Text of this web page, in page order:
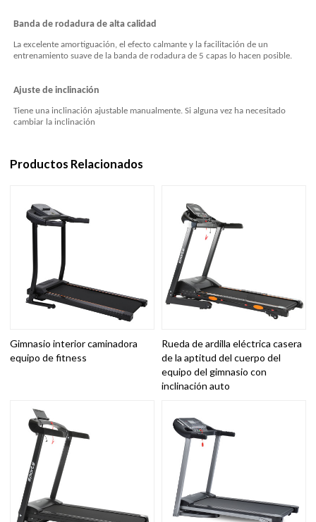
Banda de rodadura de alta calidad
La excelente amortiguación, el efecto calmante y la facilitación de un
entrenamiento suave de la banda de rodadura de 5 capas lo hacen posible.
Ajuste de inclinación
Tiene una inclinación ajustable manualmente. Si alguna vez ha necesitado
cambiar la inclinación
Productos Relacionados
Gimnasio interior caminadora
equipo de fitness
Rueda de ardilla eléctrica casera
de la aptitud del cuerpo del
equipo del gimnasio con
inclinación auto